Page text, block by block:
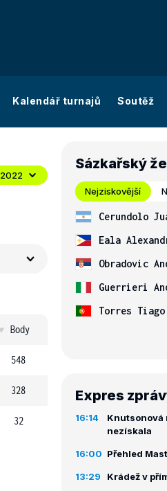
Kalendář turnajů Soutěž
2022
Body
548
328
32
Sázkařský
Nejziskovější
Cerundolo
Eala
Obradovic
Guerrieri
Torres Tiago
Expres
16:14
Knutsonová
nezískala
16:00 Přehled
13:29 Krádež v